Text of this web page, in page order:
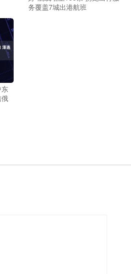
务覆盖7城出港航班